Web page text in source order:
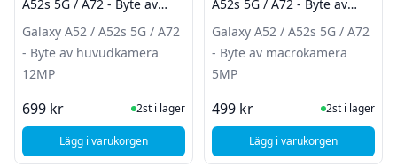
A52s 5G / A72 - Byte av
Galaxy A52 / A52s 5G / A72
- Byte av huvudkamera
12MP
699 kr I Lager
2st i lager
Lägg i varukorgen , Samsung Galaxy A52 / A52s 5G / A72 - Byte
A52s 5G / A72 - Byte av
Galaxy A52 / A52s 5G / A72
- Byte av macrokamera
5MP
499 kr I Lager
2st i lager
Lägg i varukorgen, Samsung Galaxy